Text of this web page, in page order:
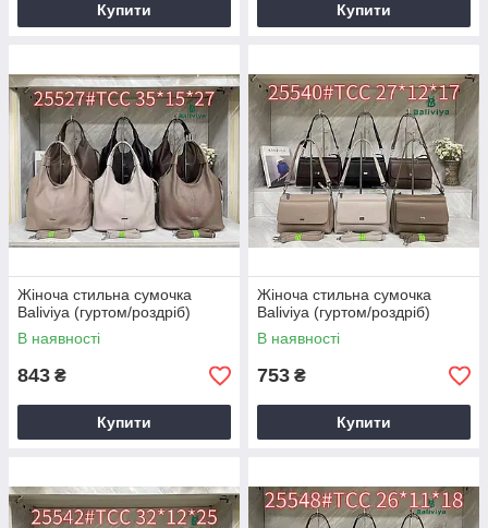
Купити Купити
Жіноча стильна сумочка
Baliviya (гуртом/роздріб)
В наявності
843 ₴
Купити
Жіноча стильна сумочка
Baliviya (гуртом/роздріб)
В наявності
753 ₴
Купити